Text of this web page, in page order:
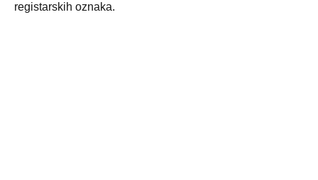
registarskih oznaka.